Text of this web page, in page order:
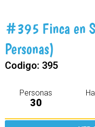
b
o
k
a
g
a
m
b
#395 Finca en
Personas)
Codigo: 395
Personas
30